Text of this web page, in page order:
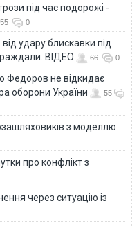
під час подорожі -
55 0
удару блискавки під
ВІДЕО
66 0
Федоров не відкидає
оборони України
55
з моделлю
про конфлікт з
через ситуацію із